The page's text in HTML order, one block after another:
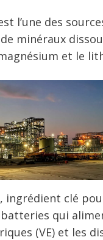
l’une des
minéraux
et le
ingrédient clé
qui
(VE) et les